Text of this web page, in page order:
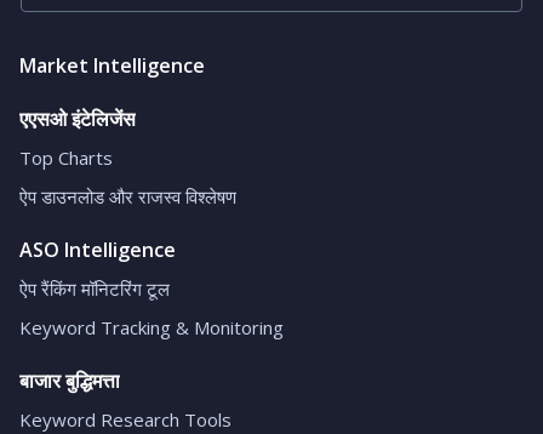
Market Intelligence
एएसओ इंटेलिजेंस
Top Charts
ऐप डाउनलोड और राजस्व विश्लेषण
ASO Intelligence
ऐप रैंकिंग मॉनिटरिंग टूल
Keyword Tracking & Monitoring
बाजार बुद्धिमत्ता
Keyword Research Tools